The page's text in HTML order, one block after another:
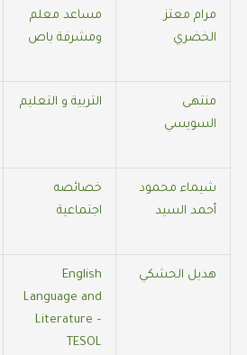
مرام معتز
الخضري
مساعد معلم
ومشرفة باص
منتهى
السويسي
التربية و التعليم
شيماء محمود
أحمد السيد
خصائصه
اجتماعية
هديل الحشكي
English
Language and
Literature –
TESOL